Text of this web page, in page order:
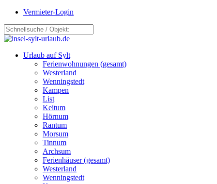
Vermieter-Login
Urlaub auf Sylt
Ferienwohnungen (gesamt)
Westerland
Wenningstedt
Kampen
List
Keitum
Hörnum
Rantum
Morsum
Tinnum
Archsum
Ferienhäuser (gesamt)
Westerland
Wenningstedt